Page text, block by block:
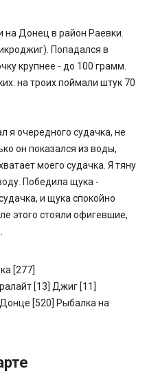
на Донец в район Раевки.
Попадался в
крупнее - до 100 грамм.
на троих поймали штук 70
я очередного судачка, не
он показался из воды,
моего судачка. Я тяну
Победила щука -
и щука спокойно
этого стояли офигевшие,
[277]
[13] Джиг [11]
[520] Рыбалка на